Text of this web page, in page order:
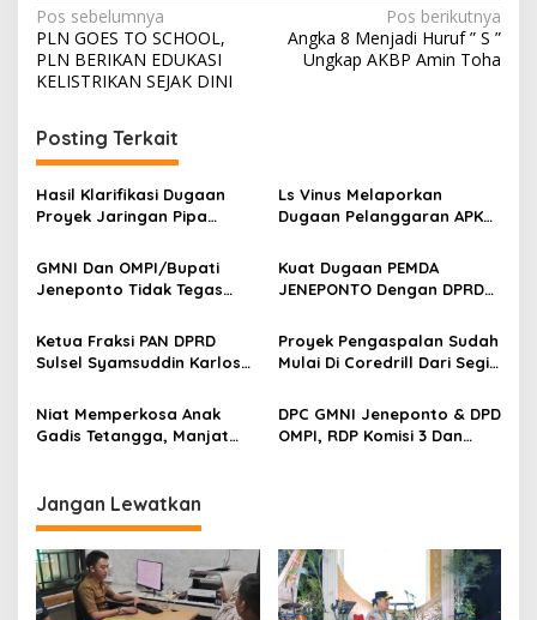
N
a
v
i
g
a
s
i
p
s
Pos sebelumnya
PLN GOES TO SCHOOL,
PLN BERIKAN EDUKASI
KELISTRIKAN SEJAK DINI
Pos berikutnya
Angka 8 Menjadi Huruf ” S ”
Ungkap AKBP Amin Toha
Posting Terkait
Hasil Klarifikasi Dugaan
Proyek Jaringan Pipa
Gunung Silanu
Ls Vinus Melaporkan
Dugaan Pelanggaran APK
Jeneponto/ Harus Tegas.
GMNI Dan OMPI/Bupati
Jeneponto Tidak Tegas
Tambang Ilegal Yang
Menelan Korban Jiwa.
Kuat Dugaan PEMDA
JENEPONTO Dengan DPRD
Hubungan Secara
Harmonis.
Ketua Fraksi PAN DPRD
Sulsel Syamsuddin Karlos
Jombe Kabupaten
Jeneponto
Proyek Pengaspalan Sudah
Mulai Di Coredrill Dari Segi
Mangepon, Buloloe
Niat Memperkosa Anak
Gadis Tetangga, Manjat
DPC GMNI Jeneponto & DPD
OMPI, RDP Komisi 3 Dan
Jangan Lewatkan